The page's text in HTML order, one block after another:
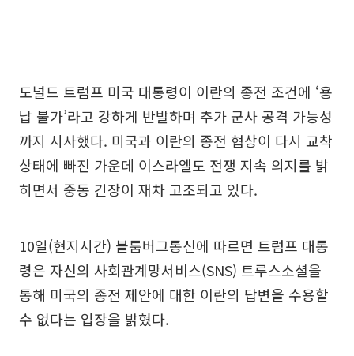
도널드 트럼프 미국 대통령이 이란의 종전 조건에 ‘용
납 불가’라고 강하게 반발하며 추가 군사 공격 가능성
까지 시사했다. 미국과 이란의 종전 협상이 다시 교착
상태에 빠진 가운데 이스라엘도 전쟁 지속 의지를 밝
히면서 중동 긴장이 재차 고조되고 있다.
10일(현지시간) 블룸버그통신에 따르면 트럼프 대통
령은 자신의 사회관계망서비스(SNS) 트루스소셜을
통해 미국의 종전 제안에 대한 이란의 답변을 수용할
수 없다는 입장을 밝혔다.